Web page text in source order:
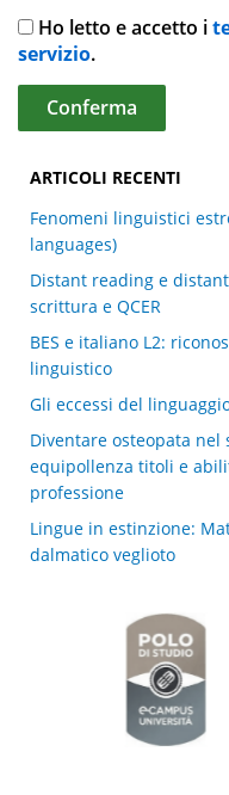
Ho letto e accetto i
servizio.
ARTICOLI RECENTI
Fenomeni linguistici
languages)
Distant reading e
scrittura e QCER
BES e italiano L2:
linguistico
Gli eccessi del
Diventare osteopata
equipollenza titoli e
professione
Lingue in estinzione:
dalmatico veglioto